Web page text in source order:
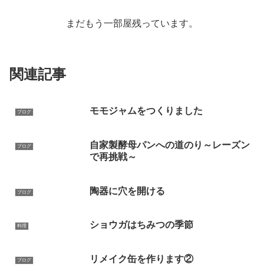
まだもう一部屋残っています。
関連記事
ブログ モモジャムをつくりました
ブログ
自家製酵母パンへの道のり～レーズン
で再挑戦～
ブログ 陶器に穴を開ける
料理 ショウガはちみつの季節
ブログ リメイク缶を作ります②